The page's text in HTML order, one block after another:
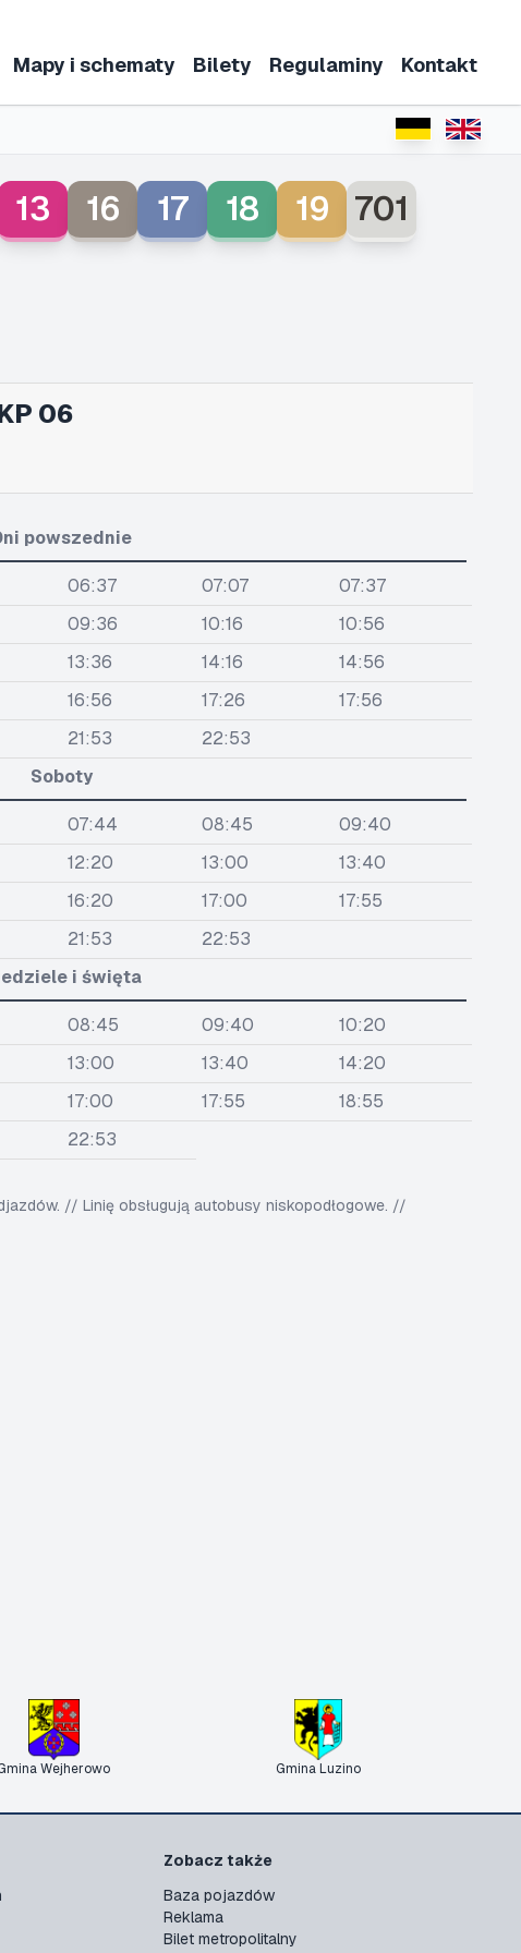
Mapy i schematy Bilety Regulaminy Kontakt
13 16 17 18 19 701
06
powszednie
06:37 07:07
07:37
09:36 10:16
10:56
13:36 14:16
14:56
16:56 17:26
17:56
21:53
22:53
Soboty
07:44 08:45
09:40
12:20 13:00
13:40
16:20 17:00
17:55
21:53
22:53
i święta
08:45 09:40
10:20
13:00 13:40
14:20
17:00 17:55
18:55
22:53
// Linię obsługują autobusy niskopodłogowe. //
Wejherowo Gmina Luzino
Zobacz także
Baza pojazdów
Reklama
Bilet metropolitalny